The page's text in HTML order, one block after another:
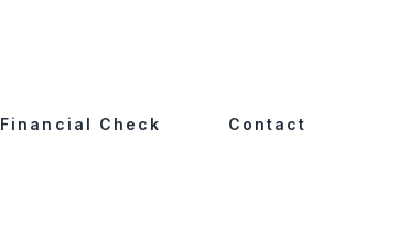
Financial Check Contact